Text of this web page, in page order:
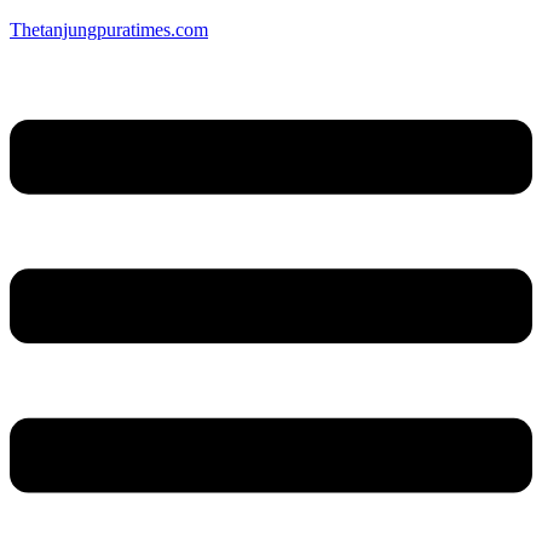
Thetanjungpuratimes.com